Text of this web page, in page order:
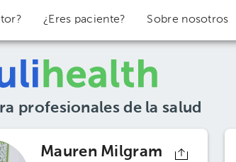
¿Eres paciente? Sobre nosotros
profesionales de la salud
Mauren Milgram